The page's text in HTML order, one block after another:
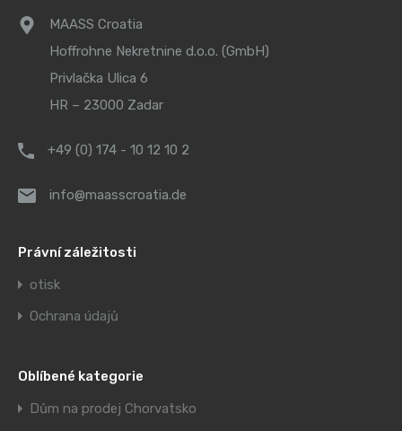
MAASS Croatia
Hoffrohne Nekretnine d.o.o. (GmbH)
Privlačka Ulica 6
HR – 23000 Zadar
+49 (0) 174 - 10 12 10 2
info@maasscroatia.de
Právní záležitosti
otisk
Ochrana údajů
Oblíbené kategorie
Dům na prodej Chorvatsko